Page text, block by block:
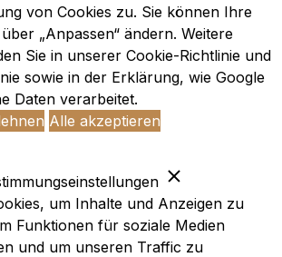
von Cookies zu. Sie können Ihre
„Anpassen“ ändern. Weitere
Sie in unserer Cookie-Richtlinie und
sowie in der Erklärung, wie Google
Daten verarbeitet.
Alle akzeptieren
um Inhalte und Anzeigen zu
Funktionen für soziale Medien
und um unseren Traffic zu